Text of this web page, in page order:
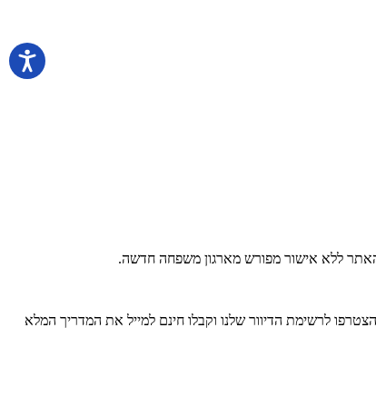
האתר ללא אישור מפורש מארגון משפחה חדשה.
לרשימת הדיוור שלנו וקבלו חינם למייל את המדריך המלא